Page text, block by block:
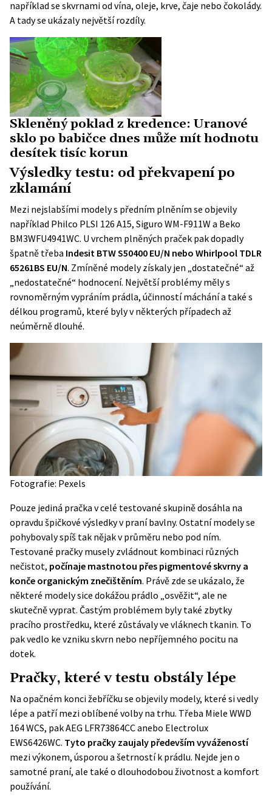
například se skvrnami od vína, oleje, krve, čaje nebo čokolády.
A tady se ukázaly největší rozdíly.
Skleněný poklad z kredence: Uranové
sklo po babičce dnes může mít hodnotu
desítek tisíc korun
Výsledky testu: od překvapení po
zklamání
Mezi nejslabšími modely s předním plněním se objevily
například Philco PLSI 126 A15, Siguro WM-F911W a Beko
BM3WFU4941WC. U vrchem plněných praček pak dopadly
špatně třeba Indesit BTW S50400 EU/N nebo Whirlpool TDLR
65261BS EU/N. Zmíněné modely získaly jen „dostatečné“ až
„nedostatečné“ hodnocení. Největší problémy měly s
rovnoměrným vypráním prádla, účinností máchání a také s
délkou programů, které byly v některých případech až
neúměrně dlouhé.
Fotografie: Pexels
Pouze jediná pračka v celé testované skupině dosáhla na
opravdu špičkové výsledky v praní bavlny. Ostatní modely se
pohybovaly spíš tak nějak v průměru nebo pod ním.
Testované pračky musely zvládnout kombinaci různých
nečistot, počínaje mastnotou přes pigmentové skvrny a
konče organickým znečištěním. Právě zde se ukázalo, že
některé modely sice dokážou prádlo „osvěžit“, ale ne
skutečně vyprat. Častým problémem byly také zbytky
pracího prostředku, které zůstávaly ve vláknech tkanin. To
pak vedlo ke vzniku skvrn nebo nepříjemného pocitu na
dotek.
Pračky, které v testu obstály lépe
Na opačném konci žebříčku se objevily modely, které si vedly
lépe a patří mezi oblíbené volby na trhu. Třeba Miele WWD
164 WCS, pak AEG LFR73864CC anebo Electrolux
EWS6426WC. Tyto pračky zaujaly především vyvážeností
mezi výkonem, úsporou a šetrností k prádlu. Nejde jen o
samotné praní, ale také o dlouhodobou životnost a komfort
používání.